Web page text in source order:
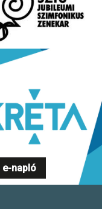
e-napló